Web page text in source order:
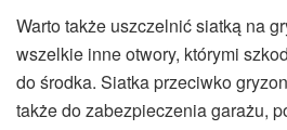
Warto także uszczelnić siatką na
wszelkie inne otwory, którymi
do środka. Siatka przeciwko
także do zabezpieczenia garażu,